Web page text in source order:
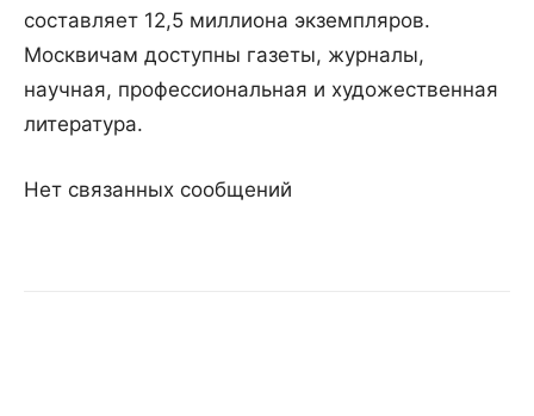
составляет 12,5 миллиона экземпляров.
Москвичам доступны газеты, журналы,
научная, профессиональная и художественная
литература.
Нет связанных сообщений